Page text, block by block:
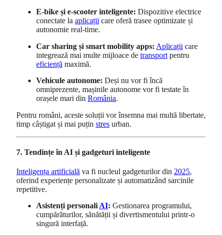
E-bike și e-scooter inteligente: Dispozitive electrice
conectate la aplicații care oferă trasee optimizate și
autonomie real-time.
Car sharing și smart mobility apps: Aplicații care
integrează mai multe mijloace de transport pentru
eficiență maximă.
Vehicule autonome: Deși nu vor fi încă
omniprezente, mașinile autonome vor fi testate în
orașele mari din România.
Pentru români, aceste soluții vor însemna mai multă libertate,
timp câștigat și mai puțin stres urban.
7. Tendințe în AI și gadgeturi inteligente
Inteligența artificială va fi nucleul gadgeturilor din 2025,
oferind experiențe personalizate și automatizând sarcinile
repetitive.
Asistenți personali AI: Gestionarea programului,
cumpărăturilor, sănătății și divertismentului printr-o
singură interfață.